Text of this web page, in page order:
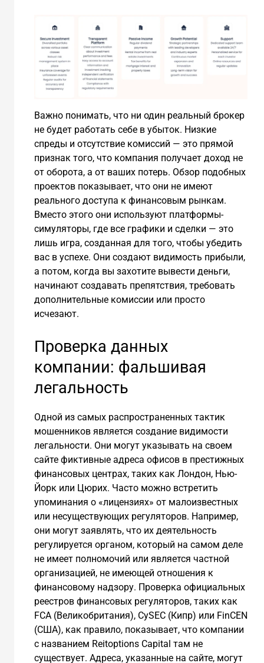
Важно понимать, что ни один реальный брокер
не будет работать себе в убыток. Низкие
спреды и отсутствие комиссий — это прямой
признак того, что компания получает доход не
от оборота, а от ваших потерь. Обзор подобных
проектов показывает, что они не имеют
реального доступа к финансовым рынкам.
Вместо этого они используют платформы-
симуляторы, где все графики и сделки — это
лишь игра, созданная для того, чтобы убедить
вас в успехе. Они создают видимость прибыли,
а потом, когда вы захотите вывести деньги,
начинают создавать препятствия, требовать
дополнительные комиссии или просто
исчезают.
Проверка данных
компании: фальшивая
легальность
Одной из самых распространенных тактик
мошенников является создание видимости
легальности. Они могут указывать на своем
сайте фиктивные адреса офисов в престижных
финансовых центрах, таких как Лондон, Нью-
Йорк или Цюрих. Часто можно встретить
упоминания о «лицензиях» от малоизвестных
или несуществующих регуляторов. Например,
они могут заявлять, что их деятельность
регулируется органом, который на самом деле
не имеет полномочий или является частной
организацией, не имеющей отношения к
финансовому надзору. Проверка официальных
реестров финансовых регуляторов, таких как
FCA (Великобритания), CySEC (Кипр) или FinCEN
(США), как правило, показывает, что компании
с названием Reitoptions Capital там не
существует. Адреса, указанные на сайте, могут